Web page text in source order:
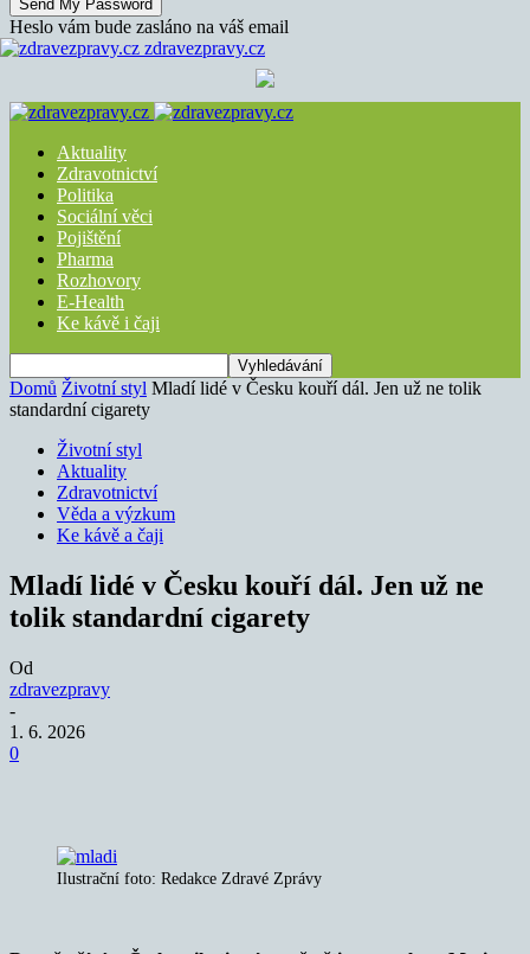
Heslo vám bude zasláno na váš email
zdravezpravy.cz
Aktuality
Zdravotnictví
Politika
Sociální věci
Pojištění
Pharma
Rozhovory
E-Health
Ke kávě i čaji
Domů Životní styl Mladí lidé v Česku kouří dál. Jen už ne tolik
standardní cigarety
Životní styl
Aktuality
Zdravotnictví
Věda a výzkum
Ke kávě a čaji
Mladí lidé v Česku kouří dál. Jen už ne
tolik standardní cigarety
Od
zdravezpravy
-
1. 6. 2026
0
Ilustrační foto: Redakce Zdravé Zprávy